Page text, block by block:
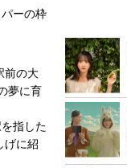
ーの枠
前の大
夢に育
指した
げに紹